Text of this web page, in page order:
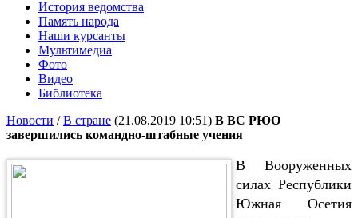
История ведомства
Память народа
Наши курсанты
Мультимедиа
Фото
Видео
Библиотека
Новости /В стране (21.08.2019 10:51) В ВС РЮО
завершились командно-штабные учения
В Вооруженных
силах Республики
Южная Осетия